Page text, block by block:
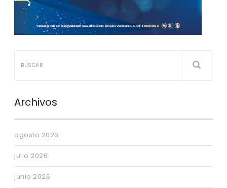
Archivos
agosto 2026
julio 2026
junio 2026